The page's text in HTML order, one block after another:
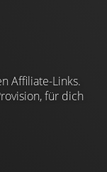
Affiliate-Links.
für dich